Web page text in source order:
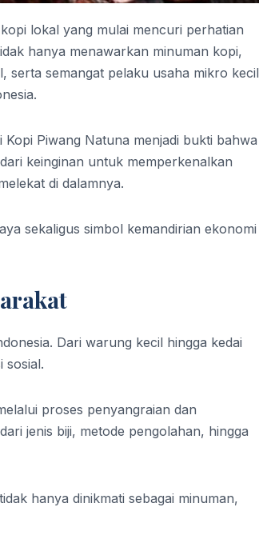
lokal yang mulai mencuri perhatian
hanya menawarkan minuman kopi,
serta semangat pelaku usaha mikro kecil
Piwang Natuna menjadi bukti bahwa
keinginan untuk memperkenalkan
di dalamnya.
sekaligus simbol kemandirian ekonomi
Dari warung kecil hingga kedai
sosial.
proses penyangraian dan
jenis biji, metode pengolahan, hingga
hanya dinikmati sebagai minuman,